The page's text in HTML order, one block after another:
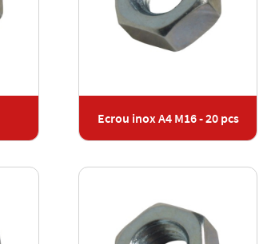
Ecrou inox A4 M16 - 20 pcs